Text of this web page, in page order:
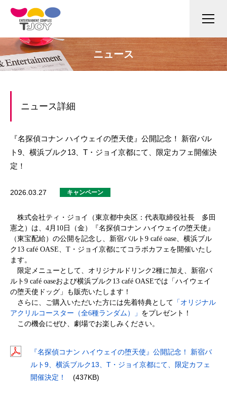
ニュース
ニュース詳細
『名探偵コナン ハイウェイの堕天使』公開記念！ 新宿バル
ト9、横浜ブルク13、T・ジョイ京都にて、限定カフェ開催決
定！
2026.03.27 キャンペーン
株式会社ティ・ジョイ（東京都中央区：代表取締役社長 多田
憲之）は、 4月 10 日（金）『名探偵コナン ハイウェイの堕天使』
（東宝配給）の公開を記念し、新宿バルト 9 café oase、横浜ブル
ク 13 café OASE、 T ・ジョイ京都にてコラボカフェを開催いたし
ます。
限定メニューとして、オリジナルドリンク2種に加え、新宿バ
ルト 9 café oaseおよび横浜ブルク 13 café OASEでは「ハイウェイ
の堕天使ドッグ」も販売いたします！
さらに、ご購入いただいた方には先着特典として 「オリジナル
アクリルコースター（全6種ランダム）」 をプレゼント！
この機会にぜひ、劇場でお楽しみください。
『名探偵コナン ハイウェイの堕天使』公開記念！ 新宿バ
ルト9、横浜ブルク13、T・ジョイ京都にて、限定カフェ
開催決定！
(437KB)